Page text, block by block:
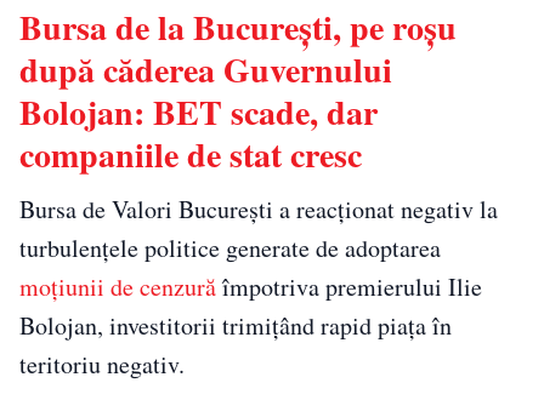
Bursa de la București, pe roșu
după căderea Guvernului
Bolojan: BET scade, dar
companiile de stat cresc
Bursa de Valori București a reacționat negativ la
turbulențele politice generate de adoptarea
moțiunii de cenzurăîmpotriva premierului Ilie
Bolojan, investitorii trimițând rapid piața în
teritoriu negativ.